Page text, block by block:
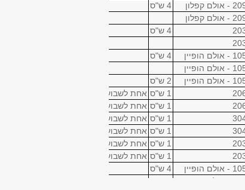
- אולם קפלון
4 ש"ס
- אולם קפלון
4 ש"ס
- אולם הופיין
4 ש"ס
- אולם הופיין
- אולם הופיין
2 ש"ס
1 ש"ס
אחת לשבועיים
1 ש"ס
אחת לשבועיים
1 ש"ס
אחת לשבועיים
1 ש"ס
אחת לשבועיים
1 ש"ס
אחת לשבועיים
1 ש"ס
אחת לשבועיים
- אולם הופיין
4 ש"ס